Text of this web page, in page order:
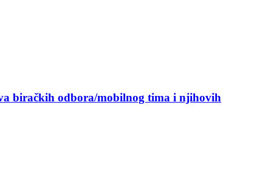
biračkih odbora/mobilnog tima i njihovih